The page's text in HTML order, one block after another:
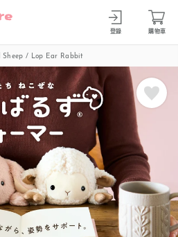
登錄 購物車
Sheep / Lop Ear Rabbit